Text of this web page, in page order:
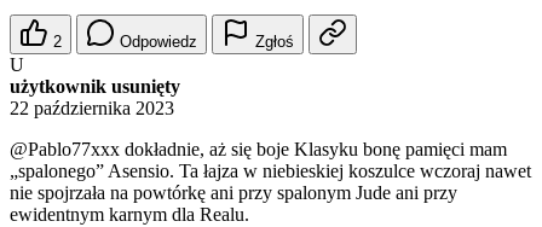
2 Odpowiedz Zgłoś
U
użytkownik usunięty
22 października 2023
@Pablo77xxx dokładnie, aż się boje Klasyku bonę pamięci mam
„spalonego” Asensio. Ta łajza w niebieskiej koszulce wczoraj nawet
nie spojrzała na powtórkę ani przy spalonym Jude ani przy
ewidentnym karnym dla Realu.